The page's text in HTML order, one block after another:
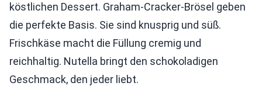
köstlichen Dessert. Graham-Cracker-Brösel geben
die perfekte Basis. Sie sind knusprig und süß.
Frischkäse macht die Füllung cremig und
reichhaltig. Nutella bringt den schokoladigen
Geschmack, den jeder liebt.